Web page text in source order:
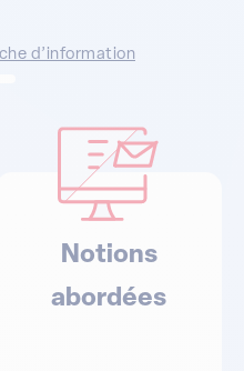
d’information
Notions
abordées